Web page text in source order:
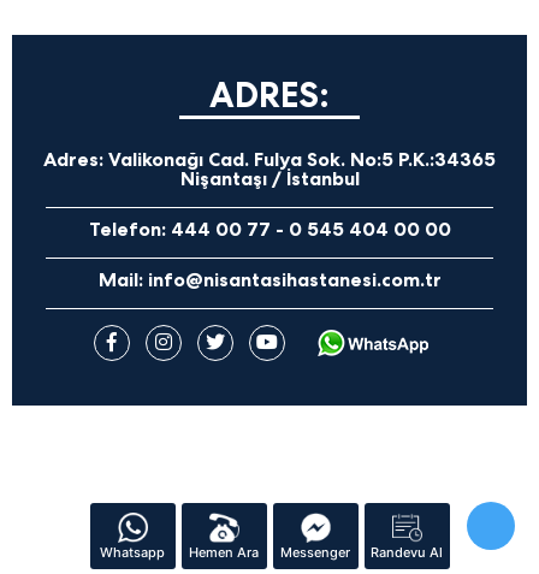
Whatsapp Hemen Ara Messenger Randevu Al
ADRES:
Adres:Valikonağı Cad. Fulya Sok. No:5 P.K.:34365
Nişantaşı / İstanbul
Telefon: 444 00 77 - 0 545 404 00 00
Mail: info@nisantasihastanesi.com.tr